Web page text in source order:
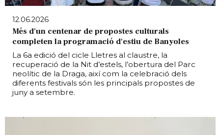
12.06.2026
Més d'un centenar de propostes culturals
completen la programació d'estiu de Banyoles
La 6a edició del cicle Lletres al claustre, la
recuperació de la Nit d’estels, l’obertura del Parc
neolític de la Draga, així com la celebració dels
diferents festivals són les principals propostes de
juny a setembre.